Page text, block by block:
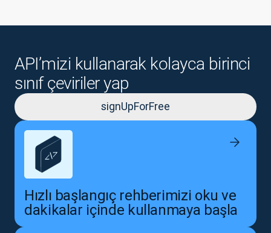
API’mizi kullanarak kolayca birinci
sınıf çeviriler yap
signUpForFree
Hızlı başlangıç rehberimizi oku ve
dakikalar içinde kullanmaya başla